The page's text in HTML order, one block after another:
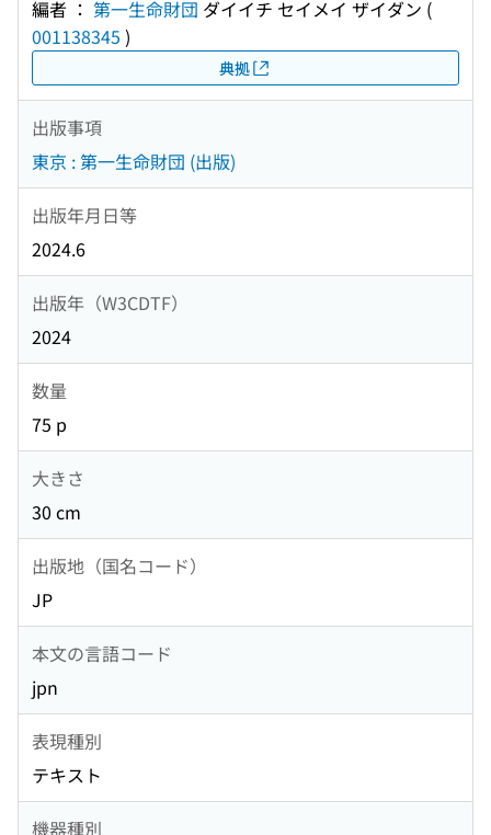
編者 ： 第一生命財団 ダイイチ セイメイ ザイダン (
001138345 )
典拠
出版事項
東京 : 第一生命財団 (出版)
出版年月日等
2024.6
出版年（W3CDTF）
2024
数量
75 p
大きさ
30 cm
出版地（国名コード）
JP
本文の言語コード
jpn
表現種別
テキスト
機器種別